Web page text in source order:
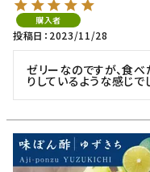
購入者
投稿日 2023/11/28
ゼリーなのですが、食べ
りしているような感じで